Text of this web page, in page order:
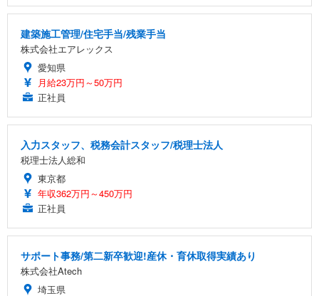
建築施工管理/住宅手当/残業手当
株式会社エアレックス
愛知県
月給23万円～50万円
正社員
入力スタッフ、税務会計スタッフ/税理士法人
税理士法人総和
東京都
年収362万円～450万円
正社員
サポート事務/第二新卒歓迎!産休・育休取得実績あり
株式会社Atech
埼玉県